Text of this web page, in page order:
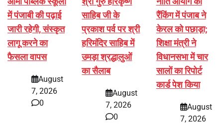
में पंजाबी की पढ़ाई
जारी रहेगी, संस्कृत
लागू करने का
फैसला वापस
August
7, 2026
0
साहिब जी के
प्रकाश पर्व पर श्री
हरिमंदिर साहिब में
उमड़ा श्रद्धालुओं
का सैलाब
August
7, 2026
0
रैंकिंग में पंजाब ने
केरल को पछाड़ा;
शिक्षा मंत्री ने
विधानसभा में चार
सालों का रिपोर्ट
कार्ड पेश किया
August
7, 2026